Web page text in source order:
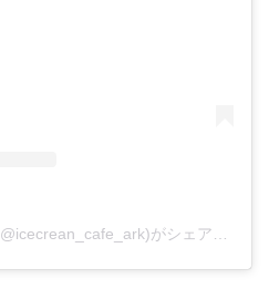
アイスクリンカフェアーク(@icecrean_cafe_ark)がシェアした投稿